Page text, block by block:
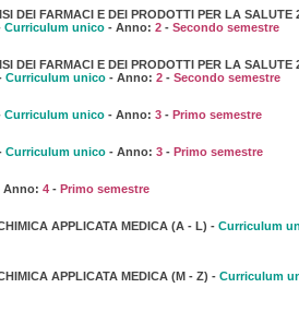
DEI FARMACI E DEI PRODOTTI PER LA SALUTE
Curriculum unico - Anno: 2 - Secondo semestre
DEI FARMACI E DEI PRODOTTI PER LA SALUTE
Curriculum unico - Anno: 2 - Secondo semestre
Curriculum unico - Anno: 3 - Primo semestre
Curriculum unico - Anno: 3 - Primo semestre
Anno: 4 - Primo semestre
APPLICATA MEDICA (A - L) - Curriculum
APPLICATA MEDICA (M - Z) - Curriculum